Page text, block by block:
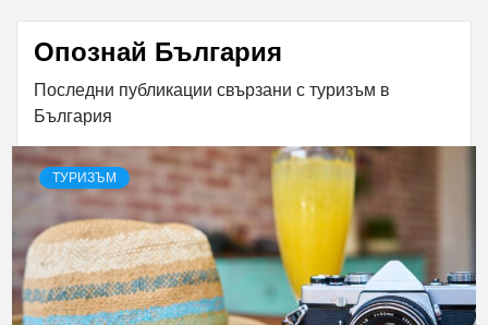
Опознай България
Последни публикации свързани с туризъм в
България
ТУРИЗЪМ